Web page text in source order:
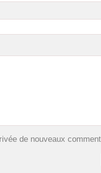
de nouveaux